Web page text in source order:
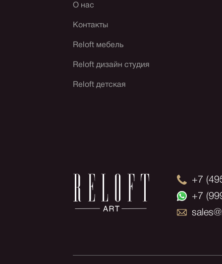
О нас
Контакты
Reloft мебель
Reloft дизайн студия
Reloft детская
+7
+7